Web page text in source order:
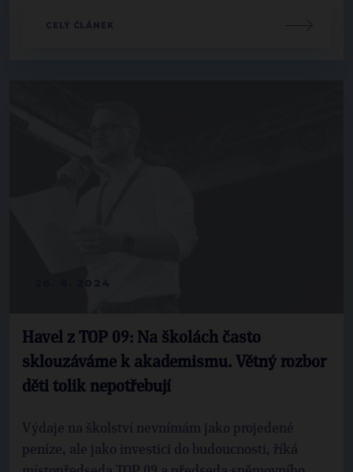
CELÝ ČLÁNEK
Havel z TOP 09: Na školách často
sklouzáváme k akademismu. Větný rozbor
děti tolik nepotřebují
Výdaje na školství nevnímám jako projedené
peníze, ale jako investici do budoucnosti, říká